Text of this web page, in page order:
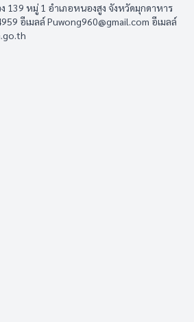
139 หมู่ 1 อำเภอหนองสูง จังหวัดมุกดาหาร
อีเมลล์Puwong960@gmail.com อีเมลล์